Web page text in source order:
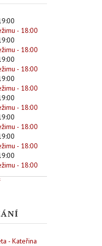
- 18:00
- 18:00
- 18:00
- 18:00
- 18:00
- 18:00
- 18:00
- 18:00
- Kateřina